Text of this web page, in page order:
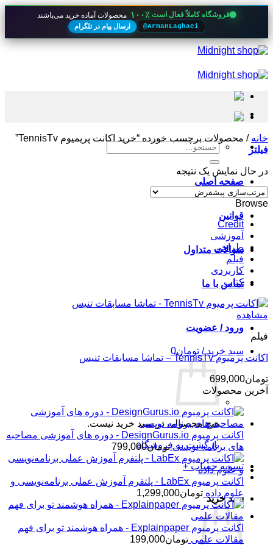
فروشگاه کاملاً فعال است ۱۰۰٪ محصولات آماده خرید می‌باشند
@ArmanLaghaei ارسال پیام در تلگرام
Skip
to
جستجو
صفحه اصلی
قوانین
سوالات متداول
تماس با ما
ورود / عضویت
سبد خرید / تومان0
هیچ محصولی در سبد خرید نیست.
بازگشت به فروشگاه
تسویه حساب +
سبد خرید
خانه / محصولات برچسب خورده “خرید اکانت پریمیوم TennisTv”
فیلتر
در حال نمایش یک نتیجه
Browse
Credit
آموزشی
طراحی
فیلم
کاربردی
کتاب
مشاهده
فیلم
اکانت پرمیوم TennisTv – تماشا مسابقات تنیس
تومان699,000
آخرین محصولات
اکانت پرمیوم DesignGurus.io - دوره ‌های آموزشی مصاحبه
‌های برنامه نویسی تومان799,000
اکانت پرمیوم LabEx - پلتفرم آموزش عملی برنامه‌نویسی و
علوم داده تومان1,299,000
اکانت پرمیوم Explainpaper - همراه هوشمند تو برای فهم
مقالات علمی تومان199,000